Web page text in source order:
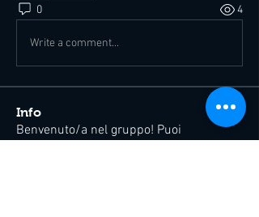
0 4
Write a comment...
Info
Benvenuto/a nel gruppo! Puoi